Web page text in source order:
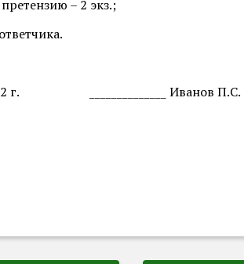
– 2 экз.;
г. ______________ Иванов П.С.